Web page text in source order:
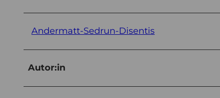
Andermatt-Sedrun-Disentis
Autor:in